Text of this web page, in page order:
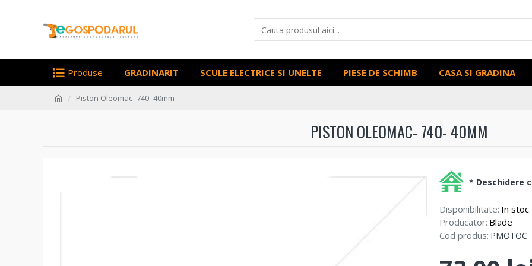
Produse GRADINARIT SCULE ELECTRICE SI UNELTE PIESE DE SCHIMB CASA SI GRADINA
Piston Oleomac- 740- 40mm
PISTON OLEOMAC- 740- 40MM
Disponibilitate: In stoc
Producator: Blade
Cod produs: PMOTOC
* Deschidere